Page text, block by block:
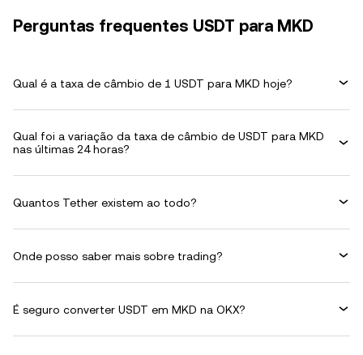
Perguntas frequentes USDT para MKD
Qual é a taxa de câmbio de 1 USDT para MKD hoje?
Qual foi a variação da taxa de câmbio de USDT para MKD
nas últimas 24 horas?
Quantos Tether existem ao todo?
Onde posso saber mais sobre trading?
É seguro converter USDT em MKD na OKX?